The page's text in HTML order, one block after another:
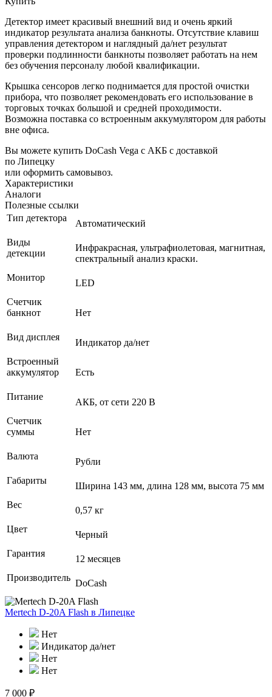
Детектор имеет красивый внешний вид и очень яркий
индикатор результата анализа банкноты. Отсутствие клавиш
управления детектором и наглядный да/нет результат
проверки подлинности банкноты позволяет работать на нем
без обучения персоналу любой квалификации.
Крышка сенсоров легко поднимается для простой очистки
прибора, что позволяет рекомендовать его использование в
торговых точках большой и средней проходимости.
Возможна поставка со встроенным аккумулятором для работы
вне офиса.
Вы можете купить DoCash Vega с АКБ с доставкой
по Липецку
или оформить самовывоз.
Характеристики
Аналоги
Полезные ссылки
Тип детектора
Автоматический
Виды
детекции
Инфракрасная, ультрафиолетовая, магнитная,
спектральный анализ краски.
Монитор
LED
Счетчик
банкнот
Нет
Вид дисплея
Индикатор да/нет
Встроенный
аккумулятор
Есть
Питание
АКБ, от сети 220 В
Счетчик
суммы
Нет
Валюта
Рубли
Габариты
Ширина 143 мм, длина 128 мм, высота 75 мм
Вес
0,57 кг
Цвет
Черный
Гарантия
12 месяцев
Производитель
DoCash
Mertech D-20A Flash в Липецке
Нет
Индикатор да/нет
Нет
Нет
7 000 ₽